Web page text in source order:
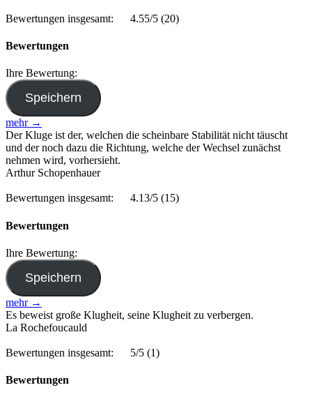
Bewertungen insgesamt: 4.55/5 (20)
Bewertungen
Ihre Bewertung:
mehr →
Der Kluge ist der, welchen die scheinbare Stabilität nicht täuscht
und der noch dazu die Richtung, welche der Wechsel zunächst
nehmen wird, vorhersieht.
Arthur Schopenhauer
Bewertungen insgesamt: 4.13/5 (15)
Bewertungen
Ihre Bewertung:
mehr →
Es beweist große Klugheit, seine Klugheit zu verbergen.
La Rochefoucauld
Bewertungen insgesamt: 5/5 (1)
Bewertungen